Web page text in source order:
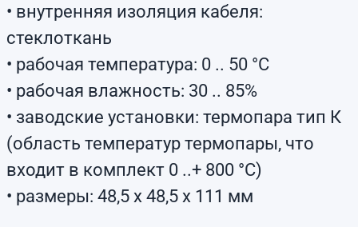
• внутренняя изоляция кабеля:
стеклоткань
• рабочая температура: 0 .. 50 °C
• рабочая влажность: 30 .. 85%
• заводские установки: термопара тип К
(область температур термопары, что
входит в комплект 0 ..+ 800 °C)
• размеры: 48,5 х 48,5 х 111 мм